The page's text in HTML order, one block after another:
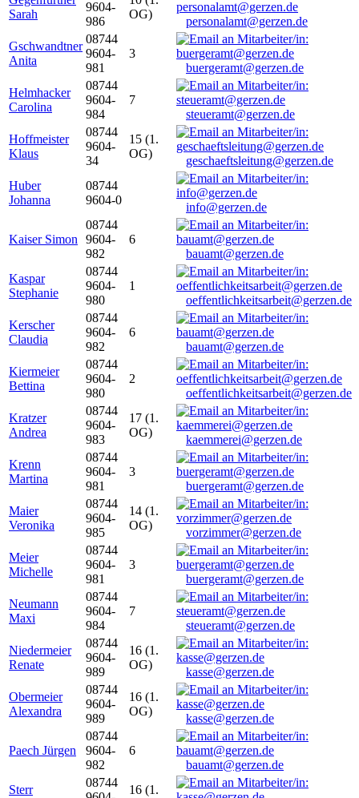
Sarah
9604-
986
OG)
personalamt@gerzen.de
Gschwandtner
Anita
08744
9604-
981
3
buergeramt@gerzen.de
Helmhacker
Carolina
08744
9604-
984
7
steueramt@gerzen.de
Hoffmeister
Klaus
08744
9604-
34
15 (1.
OG)
geschaeftsleitung@gerzen.de
Huber
Johanna
08744
9604-0
info@gerzen.de
Kaiser Simon
08744
9604-
982
6
bauamt@gerzen.de
Kaspar
Stephanie
08744
9604-
980
1
oeffentlichkeitsarbeit@gerzen.de
Kerscher
Claudia
08744
9604-
982
6
bauamt@gerzen.de
Kiermeier
Bettina
08744
9604-
980
2
oeffentlichkeitsarbeit@gerzen.de
Kratzer
Andrea
08744
9604-
983
17 (1.
OG)
kaemmerei@gerzen.de
Krenn
Martina
08744
9604-
981
3
buergeramt@gerzen.de
Maier
Veronika
08744
9604-
985
14 (1.
OG)
vorzimmer@gerzen.de
Meier
Michelle
08744
9604-
981
3
buergeramt@gerzen.de
Neumann
Maxi
08744
9604-
984
7
steueramt@gerzen.de
Niedermeier
Renate
08744
9604-
989
16 (1.
OG)
kasse@gerzen.de
Obermeier
Alexandra
08744
9604-
989
16 (1.
OG)
kasse@gerzen.de
Paech Jürgen
08744
9604-
982
6
bauamt@gerzen.de
Sterr
08744
16 (1.